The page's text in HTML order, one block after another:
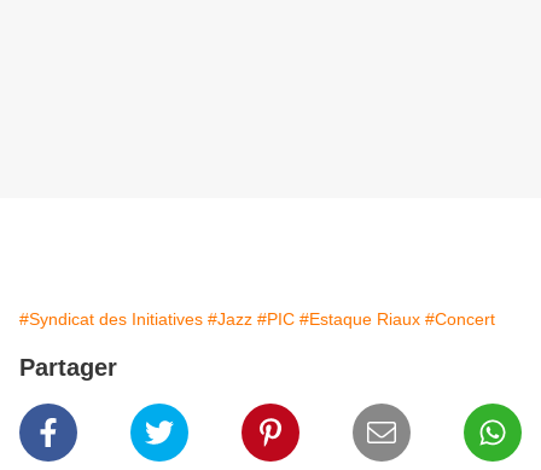
#Syndicat des Initiatives #Jazz #PIC #Estaque Riaux #Concert
Partager